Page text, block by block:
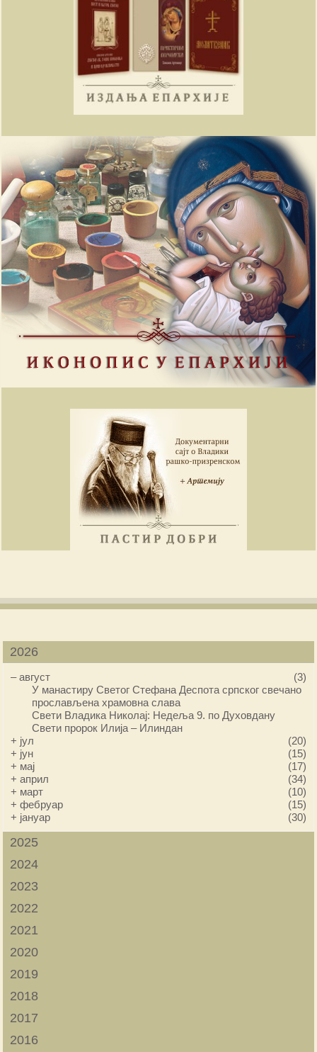
2026
–август
(3)
У манастиру Светог Стефана Деспота српског свечано
прослављена храмовна слава
Свети Владика Николај: Недеља 9. по Духовдану
Свети пророк Илија – Илиндан
+ јул
(20)
+ јун
(15)
+ мај
(17)
+април
(34)
+ март
(10)
+фебруар
(15)
+ јануар (30)
2025
2024
2023
2022
2021
2020
2019
2018
2017
2016